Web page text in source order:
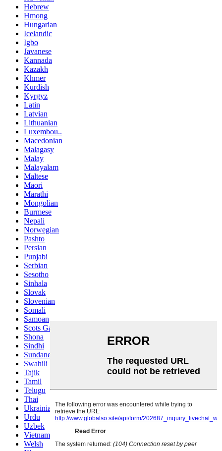
Hebrew
Hmong
Hungarian
Icelandic
Igbo
Javanese
Kannada
Kazakh
Khmer
Kurdish
Kyrgyz
Latin
Latvian
Lithuanian
Luxembou..
Macedonian
Malagasy
Malay
Malayalam
Maltese
Maori
Marathi
Mongolian
Burmese
Nepali
Norwegian
Pashto
Persian
Punjabi
Serbian
Sesotho
Sinhala
Slovak
Slovenian
Somali
Samoan
Scots Gaelic
Shona
Sindhi
Sundanese
Swahili
Tajik
Tamil
Telugu
Thai
Ukrainian
Urdu
Uzbek
Vietnamese
Welsh